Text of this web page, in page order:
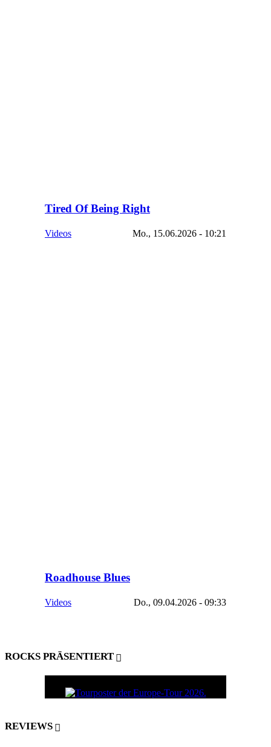
Tired Of Being Right
Videos Mo., 15.06.2026 - 10:21
Roadhouse Blues
Videos Do., 09.04.2026 - 09:33
ROCKS PRÄSENTIERT
REVIEWS